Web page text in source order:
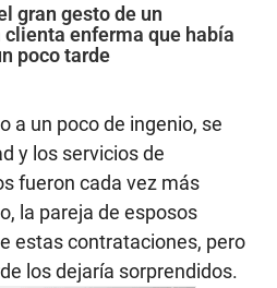
gran gesto de un
enferma que había
poco tarde
a un poco de ingenio, se
y los servicios de
fueron cada vez más
la pareja de esposos
estas contrataciones, pero
los dejaría sorprendidos.